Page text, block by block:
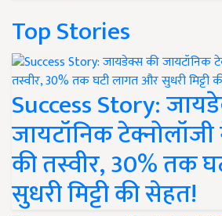
Top Stories
Success Story:
जायटॉनिक
की तस्वीर, 30% तक
सुधरी मिट्टी की सेहत!